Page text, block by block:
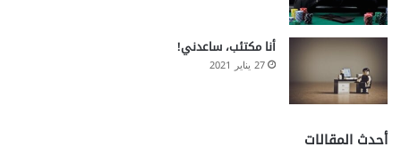
أنا مكتئب، ساعدني!
27 يناير 2021
أحدث المقالات